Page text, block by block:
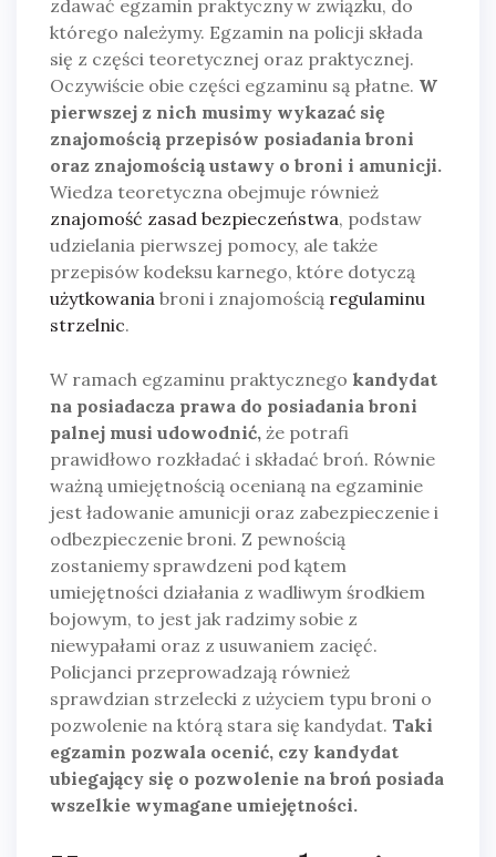
zdawać egzamin praktyczny w związku, do
którego należymy. Egzamin na policji składa
się z części teoretycznej oraz praktycznej.
Oczywiście obie części egzaminu są płatne. W
pierwszej z nich musimy wykazać się
znajomością przepisów posiadania broni
oraz znajomością ustawy o broni i amunicji.
Wiedza teoretyczna obejmuje również
znajomość zasad bezpieczeństwa, podstaw
udzielania pierwszej pomocy, ale także
przepisów kodeksu karnego, które dotyczą
użytkowania broni i znajomością regulaminu
strzelnic.
W ramach egzaminu praktycznego kandydat
na posiadacza prawa do posiadania broni
palnej musi udowodnić, że potrafi
prawidłowo rozkładać i składać broń. Równie
ważną umiejętnością ocenianą na egzaminie
jest ładowanie amunicji oraz zabezpieczenie i
odbezpieczenie broni. Z pewnością
zostaniemy sprawdzeni pod kątem
umiejętności działania z wadliwym środkiem
bojowym, to jest jak radzimy sobie z
niewypałami oraz z usuwaniem zacięć.
Policjanci przeprowadzają również
sprawdzian strzelecki z użyciem typu broni o
pozwolenie na którą stara się kandydat. Taki
egzamin pozwala ocenić, czy kandydat
ubiegający się o pozwolenie na broń posiada
wszelkie wymagane umiejętności.